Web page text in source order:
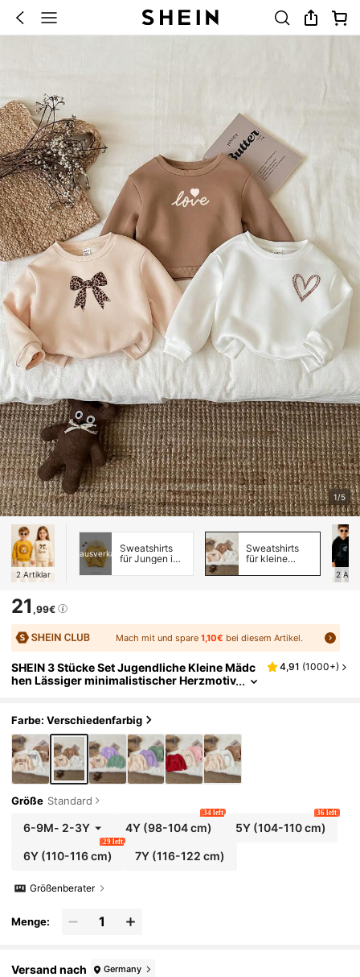
1/5
2 Artiklar
ausverkauftSweatshirts
für Jungen im
Sweatshirts
für kleine
2
21 ,99€
Mach mit und spare1,10€ bei diesem Artikel.
SHEIN 3 Stücke Set Jugendliche Kleine Mädc
hen Lässiger minimalistischer Herzmotiv
4,91 (1000+)
Farbe: Verschiedenfarbig
Größe Standard
6-9M- 2-3Y 4Y (98-104 cm)
34 left
5Y (104-110 cm)
36 left
6Y(110-116 cm)
29 left
7Y (116-122 cm)
Größenberater
Menge:
Versand nach Germany